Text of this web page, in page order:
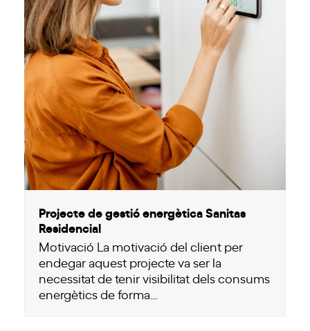
Projecte de gestió energètica Sanitas
Residencial
Motivació La motivació del client per
endegar aquest projecte va ser la
necessitat de tenir visibilitat dels consums
energètics de forma…